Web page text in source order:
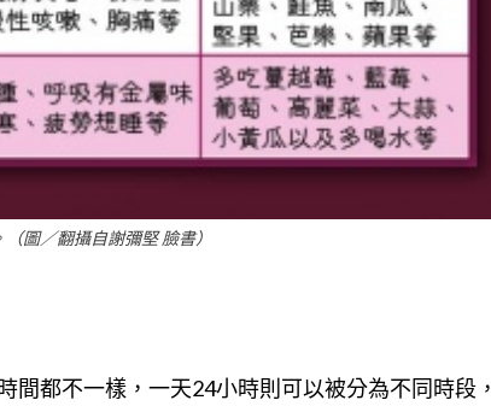
圖／翻攝自謝彌堅 臉書）
都不一樣，一天24小時則可以被分為不同時段，